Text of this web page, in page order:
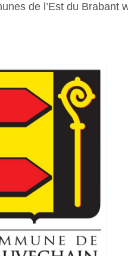
de l’Est du Brabant